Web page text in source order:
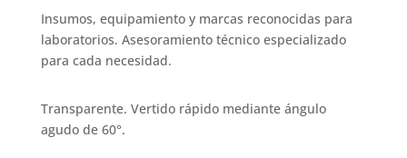
Insumos, equipamiento y marcas reconocidas para
laboratorios. Asesoramiento técnico especializado
para cada necesidad.
Transparente. Vertido rápido mediante ángulo
agudo de 60°.